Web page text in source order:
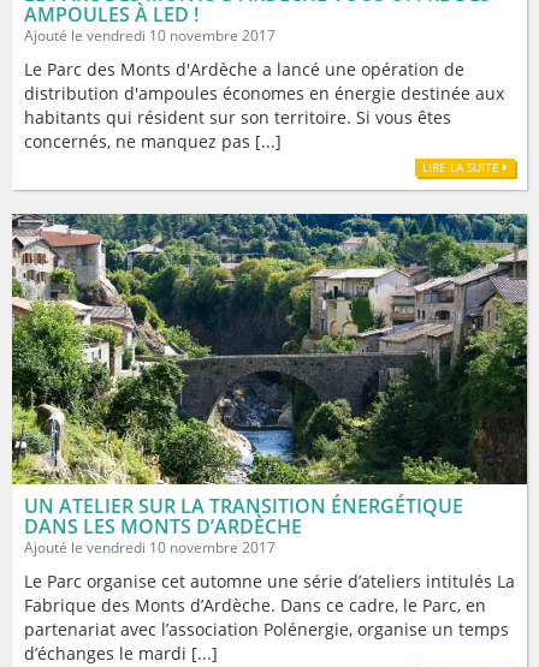
AMPOULES À LED !
Ajouté le vendredi 10 novembre 2017
Le Parc des Monts d'Ardèche a lancé une opération de
distribution d'ampoules économes en énergie destinée aux
habitants qui résident sur son territoire. Si vous êtes
concernés, ne manquez pas [...]
LIRE LA SUITE
UN ATELIER SUR LA TRANSITION ÉNERGÉTIQUE
DANS LES MONTS D’ARDÈCHE
Ajouté le vendredi 10 novembre 2017
Le Parc organise cet automne une série d’ateliers intitulés La
Fabrique des Monts d’Ardèche. Dans ce cadre, le Parc, en
partenariat avec l’association Polénergie, organise un temps
d’échanges le mardi [...]